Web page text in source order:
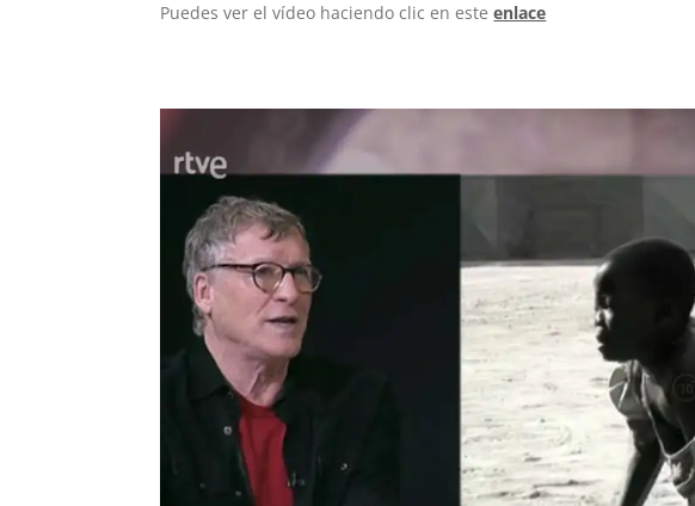
Puedes ver el vídeo haciendo clic en esteenlace